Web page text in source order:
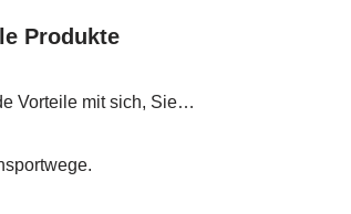
Produkte
Vorteile mit sich, Sie…